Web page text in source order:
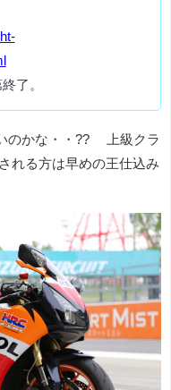
了。
のかな・・?? 上級クラ
れる方は早めの王仕込み